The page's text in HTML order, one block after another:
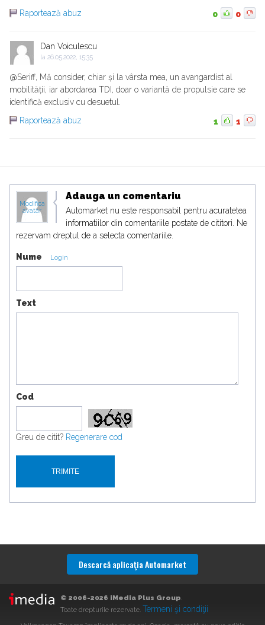
Raportează abuz
0 0
Dan Voiculescu
la 26.05.2022, 15:35
@Seriff, Mă consider, chiar și la vârsta mea, un avangardist al
mobilității, iar abordarea TDI, doar o variantă de propulsie care se
identifică exclusiv cu desuetul.
Raportează abuz
1 1
Modifica
avatar
Adauga un comentariu
Automarket nu este responsabil pentru acuratetea
informatiilor din comentariile postate de cititori. Ne
rezervam dreptul de a selecta comentariile.
Nume Login
Text
Cod
Greu de citit? Regenerare cod
Descarcă aplicaţia Automarket
© 2006-2026 iMedia Plus Group.
Toate drepturile rezervate. Termeni şi condiţii